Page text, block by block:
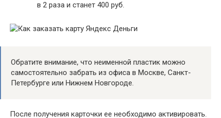
в 2 раза и станет 400 руб.
Обратите внимание, что неименной пластик можно
самостоятельно забрать из офиса в Москве, Санкт-
Петербурге или Нижнем Новгороде.
После получения карточки ее необходимо активировать.